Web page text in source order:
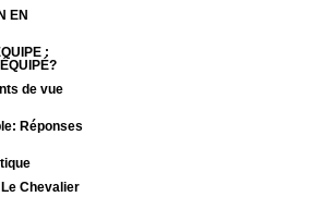
EN
:
de vue
Réponses
Chevalier